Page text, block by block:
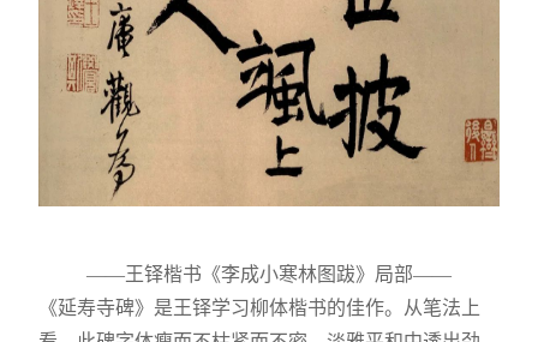
——王铎楷书《李成小寒林图跋》局部——
《延寿寺碑》是王铎学习柳体楷书的佳作。从笔法上